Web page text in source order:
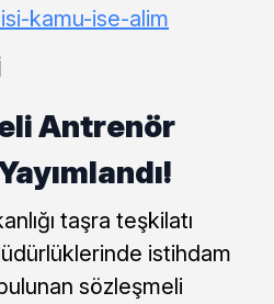
kamu-ise-alim
Antrenör
taşra teşkilatı
istihdam
sözleşmeli